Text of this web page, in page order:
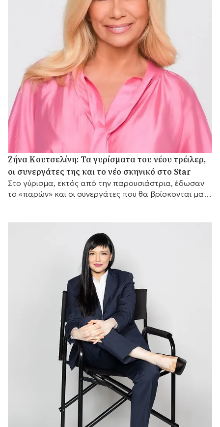
Ζήνα Κουτσελίνη: Τα γυρίσματα του νέου τρέιλερ,
οι συνεργάτες της και το νέο σκηνικό στο Star
Στο γύρισμα, εκτός από την παρουσιάστρια, έδωσαν
το «παρών» και οι συνεργάτες που θα βρίσκονται μαζί